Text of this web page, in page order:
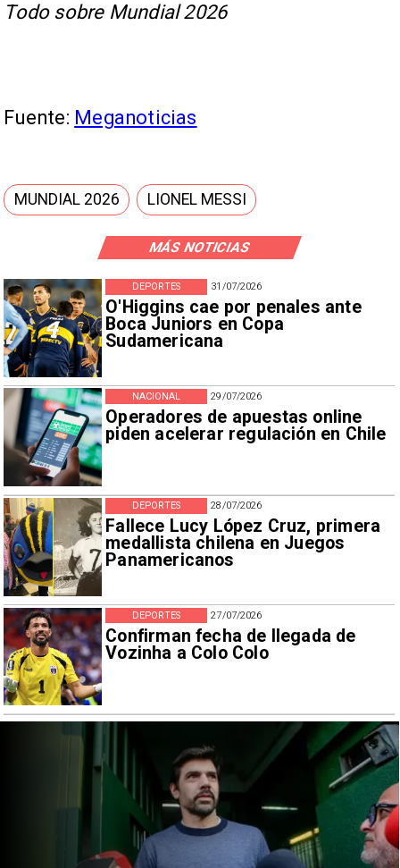
MÁS NOTICIAS
31/07/2026
O'Higgins cae por penales ante
Boca Juniors en Copa
Sudamericana
DEPORTES
29/07/2026
Operadores de apuestas online
piden acelerar regulación en Chile
NACIONAL
28/07/2026
Fallece Lucy López Cruz, primera
medallista chilena en Juegos
Panamericanos
DEPORTES
27/07/2026
Confirman fecha de llegada de
Vozinha a Colo Colo
DEPORTES
Todo sobre Mundial 2026
Fuente: Meganoticias
MUNDIAL 2026 LIONEL MESSI